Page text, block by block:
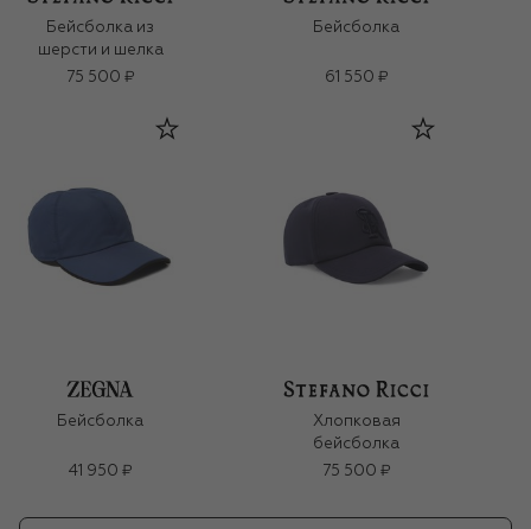
Бейсболка из
шерсти и шелка
75 500 ₽
Бейсболка
61 550 ₽
Бейсболка
41 950 ₽
Хлопковая
бейсболка
75 500 ₽